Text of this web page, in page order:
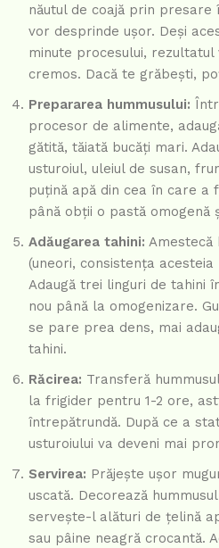
năutul de coajă prin
vor desprinde ușor. Deși
minute procesului, rezultatul
cremos. Dacă te grăbești,
Prepararea hummusului:
procesor de alimente,
gătită, tăiată bucăți mari.
usturoiul, uleiul de susan,
puțină apă din cea în care a
până obții o pastă omogenă
Adăugarea tahini: Amestecă
(uneori, consistența
Adaugă trei linguri de tahini
nou până la omogenizare.
se pare prea dens, mai
tahini.
Răcirea: Transferă
la frigider pentru 1-2 ore,
întrepătrundă. După ce a
usturoiului va deveni mai
Servirea: Prăjește ușor
uscată. Decorează
servește-l alături de țelină
sau pâine neagră crocantă.